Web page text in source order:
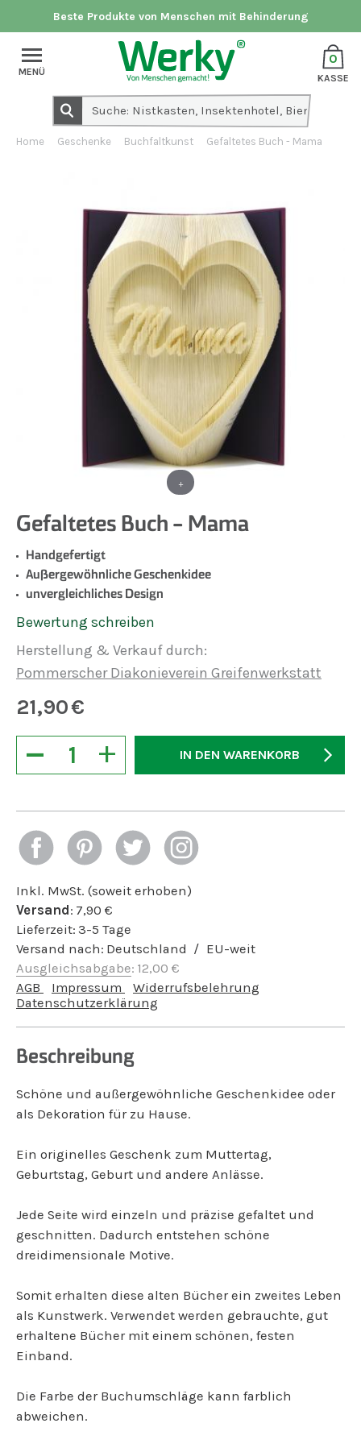
Beste Produkte von Menschen mit Behinderung
0
KASSE
MENÜ
Home Geschenke Buchfaltkunst Gefaltetes Buch - Mama
+
Gefaltetes Buch - Mama
Handgefertigt
Außergewöhnliche Geschenkidee
unvergleichliches Design
Bewertung schreiben
Herstellung & Verkauf durch:
Pommerscher Diakonieverein Greifenwerkstatt
21,90€
+
− IN DEN WARENKORB
Inkl. MwSt. (soweit erhoben)
Versand: 7,90 €
Lieferzeit: 3-5 Tage
Versand nach: Deutschland
EU-weit
Ausgleichsabgabe: 12,00 €
AGB
Impressum
Widerrufsbelehrung
Datenschutzerklärung
Beschreibung
Schöne und außergewöhnliche Geschenkidee oder
als Dekoration für zu Hause.
Ein originelles Geschenk zum Muttertag,
Geburtstag, Geburt und andere Anlässe.
Jede Seite wird einzeln und präzise gefaltet und
geschnitten. Dadurch entstehen schöne
dreidimensionale Motive.
Somit erhalten diese alten Bücher ein zweites Leben
als Kunstwerk. Verwendet werden gebrauchte, gut
erhaltene Bücher mit einem schönen, festen
Einband.
Die Farbe der Buchumschläge kann farblich
abweichen.